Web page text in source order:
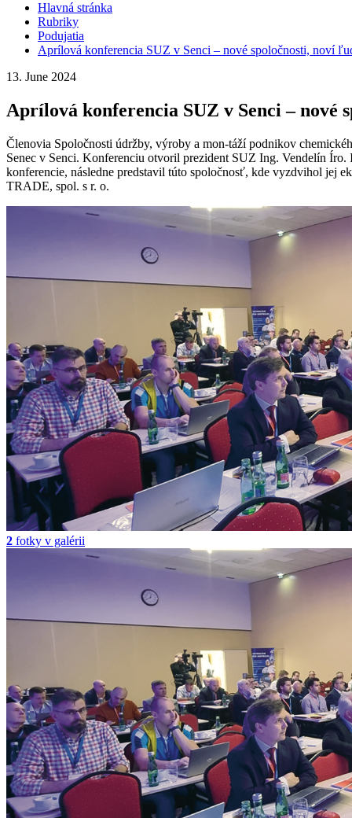
Hlavná stránka
Rubriky
Podujatia
Aprílová konferencia SUZ v Senci – nové spoločnosti, noví
13. June 2024
Aprílová konferencia SUZ v Senci – nové
Členovia Spoločnosti údržby, výroby a mon-táží podnikov
Senec v Senci. Konferenciu otvoril prezident SUZ Ing. Vendelín
konferencie, následne predstavil túto spoločnosť, kde vyzdvihol jej
TRADE, spol. s r. o.
2 fotky v galérii